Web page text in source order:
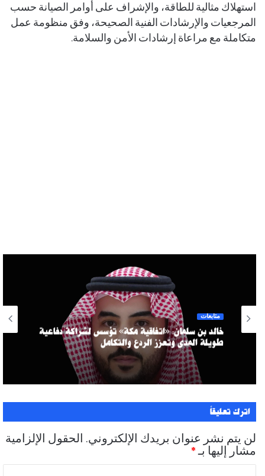
استهلاك مثالية للطاقة، والإشراف على أوامر الصيانة حسب
المرجعيات والإرشادات الفنية الصحيحة، وفق منظومة عمل
متكاملة مع مراعاة إرشادات الأمن والسلامة.
متابعات
خالد بن سلمان: «اتفاقية مكة» تؤسس لشراكة دفاعية
طويلة المدى وتعزز الردع والتكامل
اترك تعليقاً
لن يتم نشر عنوان بريدك الإلكتروني. الحقول الإلزامية
مشار إليها بـ*